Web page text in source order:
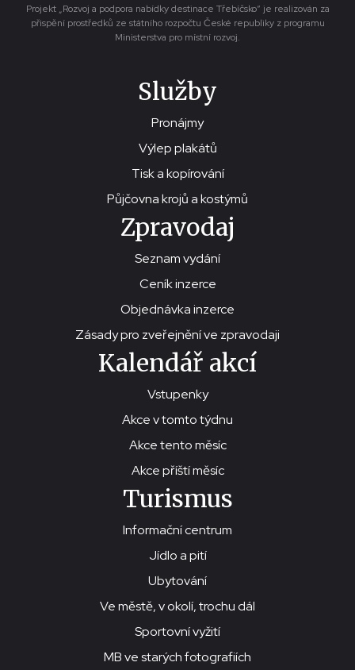
Projekt „Rozvoj a podpora nabídky destinace Třebíčsko“ je realizován za
přispění prostředků ze státního rozpočtu České republiky z programu
Ministerstva pro místní rozvoj.
Služby
Pronájmy
Výlep plakátů
Tisk a kopírování
Půjčovna krojů a kostýmů
Zpravodaj
Seznam vydání
Ceník inzerce
Objednávka inzerce
Zásady pro zveřejnění ve zpravodaji
Kalendář akcí
Vstupenky
Akce v tomto týdnu
Akce tento měsíc
Akce příští měsíc
Turismus
Informační centrum
Jídlo a pití
Ubytování
Ve městě, v okolí, trochu dál
Sportovní vyžití
MB ve starých fotografiích